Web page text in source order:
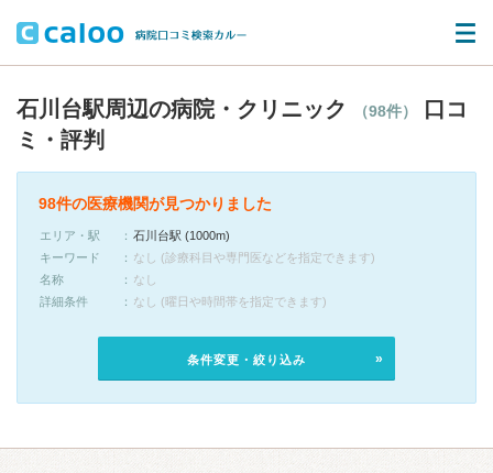
石川台駅周辺の病院・クリニック （98件）
口コ
ミ・評判
98件の医療機関が見つかりました
エリア・駅
石川台駅 (1000m)
キーワード
なし (診療科目や専門医などを指定できます)
名称
なし
詳細条件
なし (曜日や時間帯を指定できます)
条件変更・絞り込み